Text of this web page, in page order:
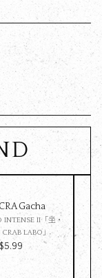
Gacha
II「坐・
LABO」
$‌5.99
Pet